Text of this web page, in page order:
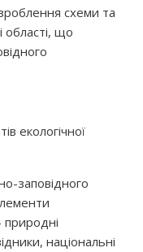
схеми та
що
екологічної
заповідного
природні
національні